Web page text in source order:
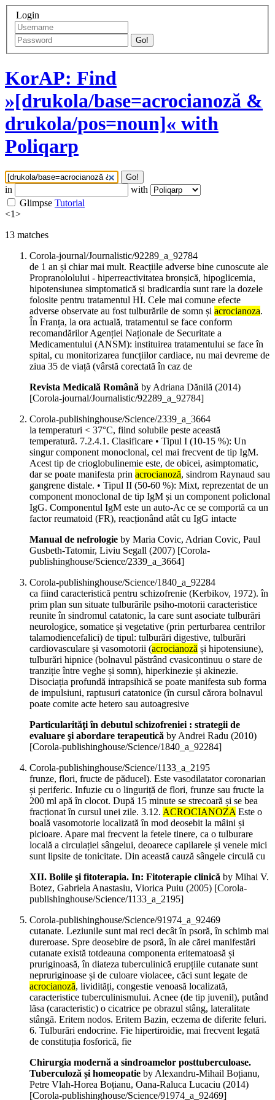
Login
Go!
KorAP: Find
»[drukola/base=acrocianoză &
drukola/pos=noun]« with
Poliqarp
Go!
in
with
Glimpse Tutorial
<1>
13 matches
Corola-journal/Journalistic/92289_a_92784
de 1 an și chiar mai mult. Reacțiile adverse bine cunoscute ale
Propranololului - hiperreactivitatea bronșică, hipoglicemia,
hipotensiunea simptomatică și bradicardia sunt rare la dozele
folosite pentru tratamentul HI. Cele mai comune efecte
adverse observate au fost tulburările de somn și acrocianoza.
În Franța, la ora actuală, tratamentul se face conform
recomandărilor Agenției Naționale de Securitate a
Medicamentului (ANSM): instituirea tratamentului se face în
spital, cu monitorizarea funcțiilor cardiace, nu mai devreme de
ziua 35 de viață (vârstă corectată în caz de
Revista Medicală Română by Adriana Dănilă (2014)
[Corola-journal/Journalistic/92289_a_92784]
Corola-publishinghouse/Science/2339_a_3664
la temperaturi < 37°C, fiind solubile peste această
temperatură. 7.2.4.1. Clasificare • Tipul I (10-15 %): Un
singur component monoclonal, cel mai frecvent de tip IgM.
Acest tip de crioglobulinemie este, de obicei, asimptomatic,
dar se poate manifesta prin acrocianoză, sindrom Raynaud sau
gangrene distale. • Tipul II (50-60 %): Mixt, reprezentat de un
component monoclonal de tip IgM și un component policlonal
IgG. Componentul IgM este un auto-Ac ce se comportă ca un
factor reumatoid (FR), reacționând atât cu IgG intacte
Manual de nefrologie by Maria Covic, Adrian Covic, Paul
Gusbeth-Tatomir, Liviu Segall (2007) [Corola-
publishinghouse/Science/2339_a_3664]
Corola-publishinghouse/Science/1840_a_92284
ca fiind caracteristică pentru schizofrenie (Kerbikov, 1972). în
prim plan sun situate tulburările psiho-motorii caracteristice
reunite în sindromul catatonic, la care sunt asociate tulburări
neurologice, somatice și vegetative (prin perturbarea centrilor
talamodiencefalici) de tipul: tulburări digestive, tulburări
cardiovasculare și vasomotorii (acrocianoză și hipotensiune),
tulburări hipnice (bolnavul păstrând cvasicontinuu o stare de
tranziție între veghe și somn), hiperkinezie și akinezie.
Disociația profundă intrapsihică se poate manifesta sub forma
de impulsiuni, raptusuri catatonice (în cursul cărora bolnavul
poate comite acte hetero sau autoagresive
Particularităţi în debutul schizofreniei : strategii de
evaluare şi abordare terapeutică by Andrei Radu (2010)
[Corola-publishinghouse/Science/1840_a_92284]
Corola-publishinghouse/Science/1133_a_2195
frunze, flori, fructe de păducel). Este vasodilatator coronarian
și periferic. Infuzie cu o linguriță de flori, frunze sau fructe la
200 ml apă în clocot. După 15 minute se strecoară și se bea
fracționat în cursul unei zile. 3.12. ACROCIANOZAEste o
boală vasomotorie localizată în mod deosebit la mâini și
picioare. Apare mai frecvent la fetele tinere, ca o tulburare
locală a circulației sângelui, deoarece capilarele și venele mici
sunt lipsite de tonicitate. Din această cauză sângele circulă cu
XII. Bolile şi fitoterapia. In: Fitoterapie clinică by Mihai V.
Botez, Gabriela Anastasiu, Viorica Puiu (2005) [Corola-
publishinghouse/Science/1133_a_2195]
Corola-publishinghouse/Science/91974_a_92469
cutanate. Leziunile sunt mai reci decât în psoră, în schimb mai
dureroase. Spre deosebire de psoră, în ale cărei manifestări
cutanate există totdeauna componenta eritematoasă și
pruriginoasă, în diateza tuberculinică erupțiile cutanate sunt
nepruriginoase și de culoare violacee, căci sunt legate de
acrocianoză, lividități, congestie venoasă localizată,
caracteristice tuberculinismului. Acnee (de tip juvenil), putând
lăsa (caracteristic) o cicatrice pe obrazul stâng, lateralitate
stângă. Eritem nodos. Eritem Bazin, eczema de diferite feluri.
6. Tulburări endocrine. Fie hipertiroidie, mai frecvent legată
de constituția fosforică, fie
Chirurgia modernă a sindroamelor posttuberculoase.
Tuberculoză și homeopatie by Alexandru-Mihail Boțianu,
Petre Vlah-Horea Boțianu, Oana-Raluca Lucaciu (2014)
[Corola-publishinghouse/Science/91974_a_92469]